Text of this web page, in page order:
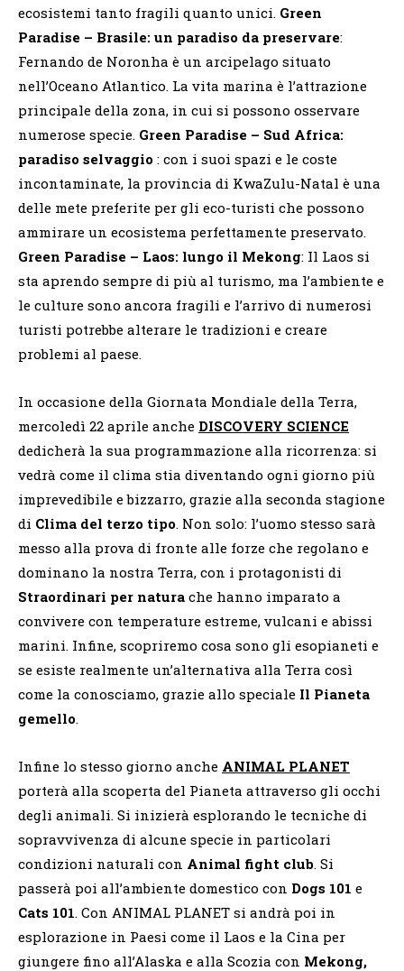
ecosistemi tanto fragili quanto unici. Green
Paradise – Brasile: un paradiso da preservare:
Fernando de Noronha è un arcipelago situato
nell’Oceano Atlantico. La vita marina è l’attrazione
principale della zona, in cui si possono osservare
numerose specie. Green Paradise – Sud Africa:
paradiso selvaggio : con i suoi spazi e le coste
incontaminate, la provincia di KwaZulu-Natal è una
delle mete preferite per gli eco-turisti che possono
ammirare un ecosistema perfettamente preservato.
Green Paradise – Laos: lungo il Mekong: Il Laos si
sta aprendo sempre di più al turismo, ma l’ambiente e
le culture sono ancora fragili e l’arrivo di numerosi
turisti potrebbe alterare le tradizioni e creare
problemi al paese.
In occasione della Giornata Mondiale della Terra,
mercoledì 22 aprile anche DISCOVERY SCIENCE
dedicherà la sua programmazione alla ricorrenza: si
vedrà come il clima stia diventando ogni giorno più
imprevedibile e bizzarro, grazie alla seconda stagione
di Clima del terzo tipo. Non solo: l’uomo stesso sarà
messo alla prova di fronte alle forze che regolano e
dominano la nostra Terra, con i protagonisti di
Straordinari per natura che hanno imparato a
convivere con temperature estreme, vulcani e abissi
marini. Infine, scopriremo cosa sono gli esopianeti e
se esiste realmente un’alternativa alla Terra così
come la conosciamo, grazie allo speciale Il Pianeta
gemello.
Infine lo stesso giorno anche ANIMAL PLANET
porterà alla scoperta del Pianeta attraverso gli occhi
degli animali. Si inizierà esplorando le tecniche di
sopravvivenza di alcune specie in particolari
condizioni naturali con Animal fight club. Si
passerà poi all’ambiente domestico con Dogs 101 e
Cats 101. Con ANIMAL PLANET si andrà poi in
esplorazione in Paesi come il Laos e la Cina per
giungere fino all’Alaska e alla Scozia con Mekong,